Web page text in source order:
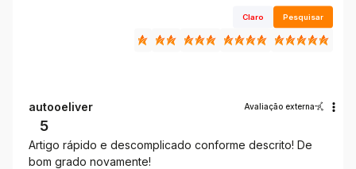
Claro Pesquisar
autooeliver Avaliação externa
5
Artigo rápido e descomplicado conforme descrito! De
bom grado novamente!